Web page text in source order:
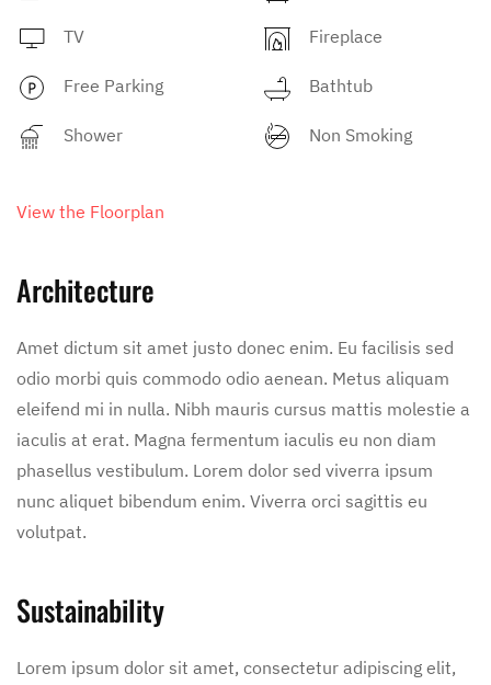
TV Fireplace
Free Parking Bathtub
Shower Non Smoking
View the Floorplan
Architecture
Amet dictum sit amet justo donec enim. Eu facilisis sed
odio morbi quis commodo odio aenean. Metus aliquam
eleifend mi in nulla. Nibh mauris cursus mattis molestie a
iaculis at erat. Magna fermentum iaculis eu non diam
phasellus vestibulum. Lorem dolor sed viverra ipsum
nunc aliquet bibendum enim. Viverra orci sagittis eu
volutpat.
Sustainability
Lorem ipsum dolor sit amet, consectetur adipiscing elit,